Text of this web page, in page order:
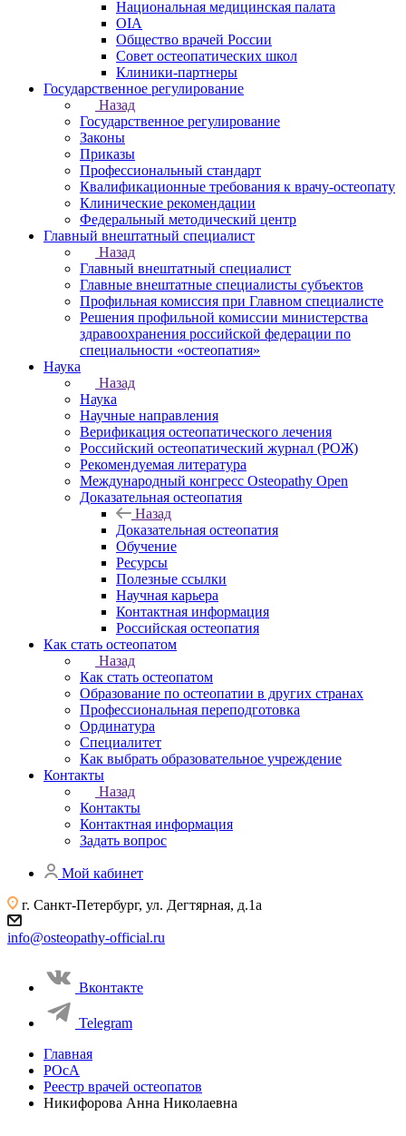
Национальная медицинская палата
OIA
Общество врачей России
Совет остеопатических школ
Клиники-партнеры
Государственное регулирование
Назад
Государственное регулирование
Законы
Приказы
Профессиональный стандарт
Квалификационные требования к врачу-остеопату
Клинические рекомендации
Федеральный методический центр
Главный внештатный специалист
Назад
Главный внештатный специалист
Главные внештатные специалисты субъектов
Профильная комиссия при Главном специалисте
Решения профильной комиссии министерства
здравоохранения российской федерации по
специальности «остеопатия»
Наука
Назад
Наука
Научные направления
Верификация остеопатического лечения
Российский остеопатический журнал (РОЖ)
Рекомендуемая литература
Международный конгресс Osteopathy Open
Доказательная остеопатия
Назад
Доказательная остеопатия
Обучение
Ресурсы
Полезные ссылки
Научная карьера
Контактная информация
Российская остеопатия
Как стать остеопатом
Назад
Как стать остеопатом
Образование по остеопатии в других странах
Профессиональная переподготовка
Ординатура
Специалитет
Как выбрать образовательное учреждение
Контакты
Назад
Контакты
Контактная информация
Задать вопрос
Мой кабинет
г. Санкт-Петербург, ул. Дегтярная, д.1а
info@osteopathy-official.ru
Вконтакте
Telegram
Главная
РОсА
Реестр врачей остеопатов
Никифорова Анна Николаевна